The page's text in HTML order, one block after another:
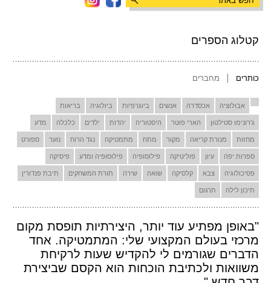
קטלוג הספרים
כותרים מחברים
אבולוציה אכסדרה אנשים ביוגרפיות ביולוגיה בריאות
ג'רונימו סטילטון הארי פוטר היסטוריה יהדות ילדים כלכלה מדע
מחזות מנורת קריאה מקור מתח מתמטיקה נגד הרוח נוער ספורט
ספרות יפה עיון פוליטיקה פילוסופיה פילוסופיה ומדע פיסיקה
פסיכולוגיה צבא קלסיקה שואה שירה תורת המשחקים תיבת פנדורין
תיכון לילה תרגום
"באופן מפתיע עוד יותר, היצירתיות תופסת מקום
מרכזי בעולם המקצועי שלי: המתמטיקה. אחד
הדברים שגורמים לי להקדיש שעות לרקיחת
משוואות ולכתיבת הוכחות הוא הקסם שביצירת